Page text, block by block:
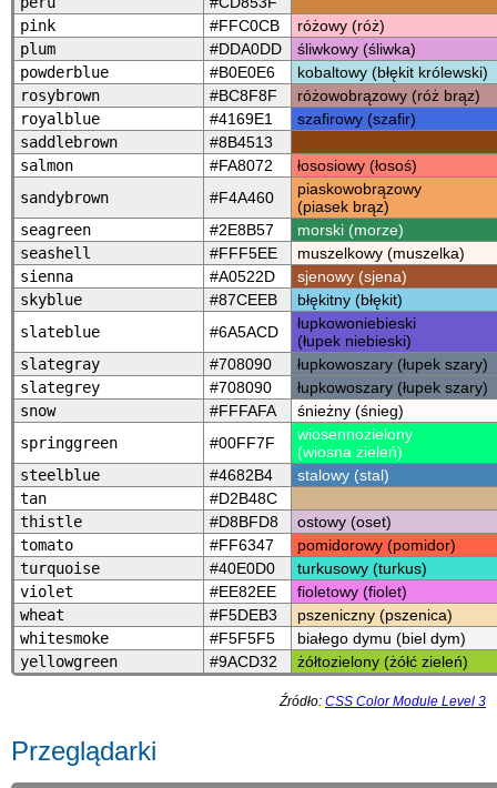
pink
#FFC0CB
różowy (róż)
plum
#DDA0DD
śliwkowy (śliwka)
powderblue
#B0E0E6
kobaltowy (błękit królewski)
rosybrown
#BC8F8F
różowobrązowy (róż brąz)
royalblue
#4169E1
szafirowy (szafir)
saddlebrown
#8B4513
salmon
#FA8072
łososiowy (łosoś)
sandybrown
#F4A460
piaskowobrązowy
(piasek brąz)
seagreen
#2E8B57
morski (morze)
seashell
#FFF5EE
muszelkowy (muszelka)
sienna
#A0522D
sjenowy (sjena)
skyblue
#87CEEB
błękitny (błękit)
slateblue
#6A5ACD
łupkowoniebieski
(łupek niebieski)
slategray
#708090
łupkowoszary (łupek szary)
slategrey
#708090
łupkowoszary (łupek szary)
snow
#FFFAFA
śnieżny (śnieg)
springgreen
#00FF7F
wiosennozielony
(wiosna zieleń)
steelblue
#4682B4
stalowy (stal)
tan
#D2B48C
thistle
#D8BFD8
ostowy (oset)
tomato
#FF6347
pomidorowy (pomidor)
turquoise
#40E0D0
turkusowy (turkus)
violet
#EE82EE
fioletowy (fiolet)
wheat
#F5DEB3
pszeniczny (pszenica)
whitesmoke
#F5F5F5
białego dymu (biel dym)
yellowgreen
#9ACD32 żółtozielony (żółć zieleń)
Źródło: CSS Color Module Level 3
Przeglądarki